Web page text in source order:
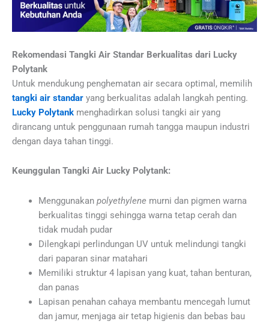
Rekomendasi Tangki Air Standar Berkualitas dari Lucky
Polytank
Untuk mendukung penghematan air secara optimal, memilih
tangki air standar yang berkualitas adalah langkah penting.
Lucky Polytank menghadirkan solusi tangki air yang
dirancang untuk penggunaan rumah tangga maupun industri
dengan daya tahan tinggi.
Keunggulan Tangki Air Lucky Polytank:
Menggunakan polyethylene murni dan pigmen warna
berkualitas tinggi sehingga warna tetap cerah dan
tidak mudah pudar
Dilengkapi perlindungan UV untuk melindungi tangki
dari paparan sinar matahari
Memiliki struktur 4 lapisan yang kuat, tahan benturan,
dan panas
Lapisan penahan cahaya membantu mencegah lumut
dan jamur, menjaga air tetap higienis dan bebas bau